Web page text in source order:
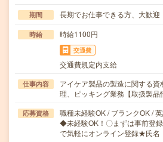
期間 長期でお仕事できる方、大歓迎
時給 時給1100円
交通費
交通費規定内支給
仕事内容
アイケア製品の製造に関する
理、ピッキング業務【取扱製
応募資格
職種未経験OK / ブランクOK /
◆未経験OK！〇まずは事前登
で気軽にオンライン登録★氏